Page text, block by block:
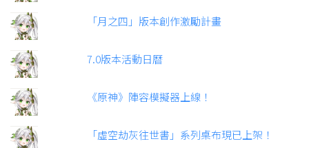
「月之四」版本創作激勵計畫
7.0版本活動日曆
《原神》陣容模擬器上線！
「虛空劫灰往世書」系列桌布現已上架！